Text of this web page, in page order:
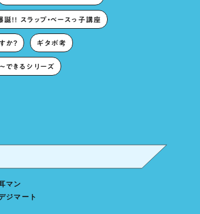
誕!! スラップ・ベースっ子講座
か？ ギタボ考
できるシリーズ
マン
ジマート